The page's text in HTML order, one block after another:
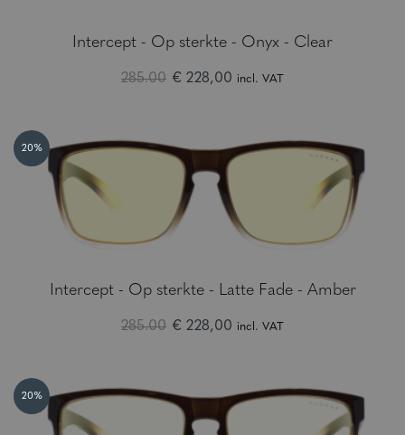
Intercept - Op sterkte - Onyx - Clear
285.00 € 228,00 incl. VAT
20%
Intercept - Op sterkte - Latte Fade - Amber
285.00 € 228,00 incl. VAT
20%